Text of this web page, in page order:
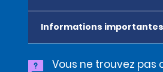
Informations importantes
Vous ne trouvez pas